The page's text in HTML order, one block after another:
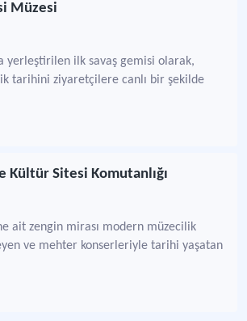
Müzesi
yerleştirilen ilk savaş gemisi olarak,
tarihini ziyaretçilere canlı bir şekilde
Kültür Sitesi Komutanlığı
ait zengin mirası modern müzecilik
ve mehter konserleriyle tarihi yaşatan